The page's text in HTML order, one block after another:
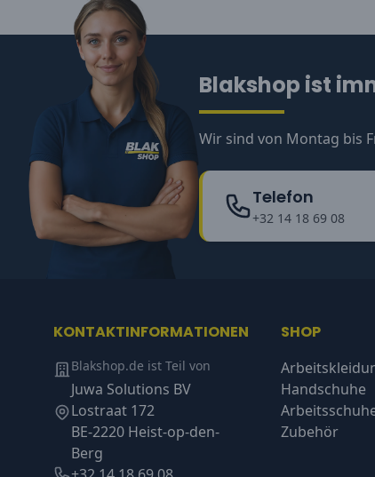
Blakshop ist
Wir sind von Montag bis
Telefon
+32 14 18 69 08
KONTAKTINFORMATIONEN
Blakshop.de ist Teil von
Juwa Solutions BV
Lostraat 172
BE-2220 Heist-op-den-
Berg
SHOP
Handschuhe
Zubehör